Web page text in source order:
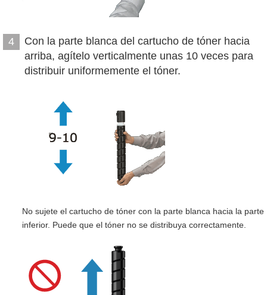
4
Con la parte blanca del cartucho de tóner hacia
arriba, agítelo verticalmente unas 10 veces para
distribuir uniformemente el tóner.
No sujete el cartucho de tóner con la parte blanca hacia la parte
inferior. Puede que el tóner no se distribuya correctamente.